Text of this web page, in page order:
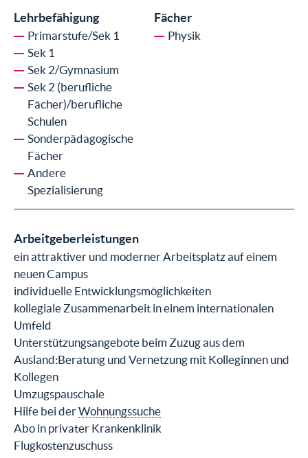
Lehrbefähigung
Primarstufe/Sek 1
Sek 1
Sek 2/Gymnasium
Sek 2 (berufliche
Fächer)/berufliche
Schulen
Sonderpädagogische
Fächer
Andere
Spezialisierung
Fächer
Physik
Arbeitgeberleistungen
ein attraktiver und moderner Arbeitsplatz auf einem
neuen Campus
individuelle Entwicklungsmöglichkeiten
kollegiale Zusammenarbeit in einem internationalen
Umfeld
Unterstützungsangebote beim Zuzug aus dem
Ausland:Beratung und Vernetzung mit Kolleginnen und
Kollegen
Umzugspauschale
Hilfe bei derWohnungssuche
Abo in privater Krankenklinik
Flugkostenzuschuss